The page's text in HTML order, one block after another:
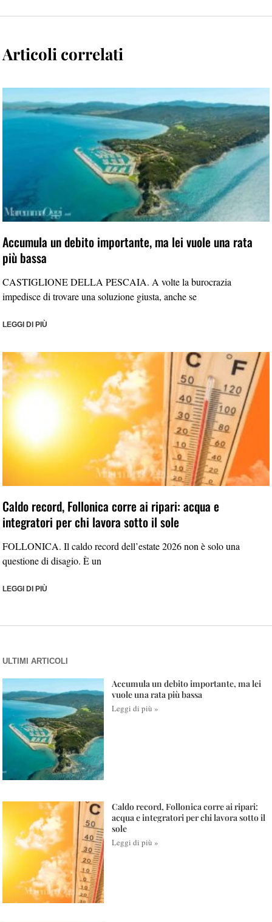
Articoli correlati
Accumula un debito importante, ma lei vuole una rata
più bassa
CASTIGLIONE DELLA PESCAIA. A volte la burocrazia
impedisce di trovare una soluzione giusta, anche se
LEGGI DI PIÙ
Caldo record, Follonica corre ai ripari: acqua e
integratori per chi lavora sotto il sole
FOLLONICA. Il caldo record dell’estate 2026 non è solo una
questione di disagio. È un
LEGGI DI PIÙ
ULTIMI ARTICOLI
Accumula un debito importante, ma lei
vuole una rata più bassa
Leggi di più »
Caldo record, Follonica corre ai ripari:
acqua e integratori per chi lavora sotto il
sole
Leggi di più »